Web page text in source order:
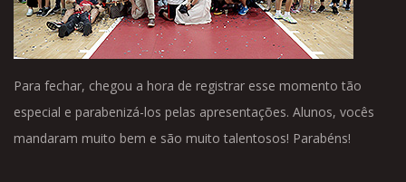
Para fechar, chegou a hora de registrar esse momento tão
especial e parabenizá-los pelas apresentações. Alunos, vocês
mandaram muito bem e são muito talentosos! Parabéns!